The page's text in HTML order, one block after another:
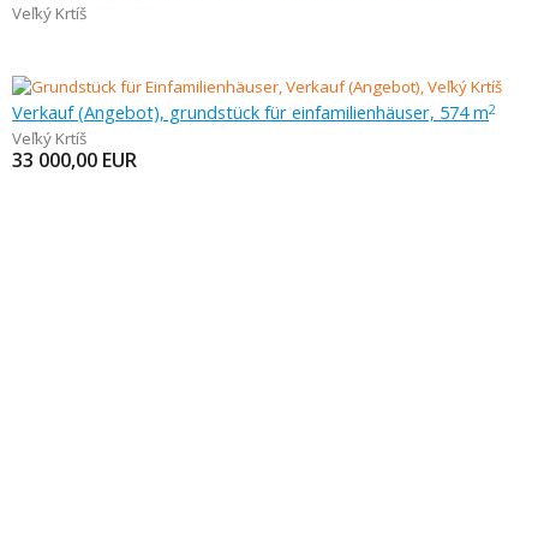
Veľký Krtíš
Verkauf (Angebot), grundstück für einfamilienhäuser, 574 m2
Veľký Krtíš
33 000,00 EUR